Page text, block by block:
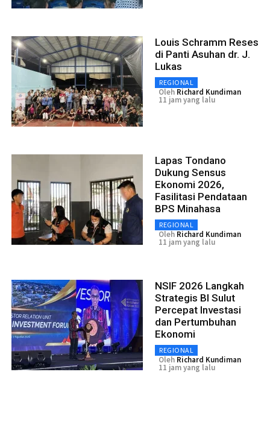
Louis Schramm Reses
di Panti Asuhan dr. J.
Lukas
REGIONAL
Oleh Richard Kundiman
11 jam yang lalu
Lapas Tondano
Dukung Sensus
Ekonomi 2026,
Fasilitasi Pendataan
BPS Minahasa
REGIONAL
Oleh Richard Kundiman
11 jam yang lalu
NSIF 2026 Langkah
Strategis BI Sulut
Percepat Investasi
dan Pertumbuhan
Ekonomi
REGIONAL
Oleh Richard Kundiman
11 jam yang lalu